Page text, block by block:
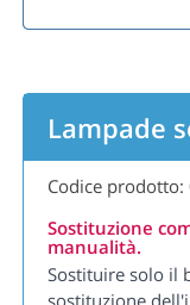
Lampade
Codice
Sostituzione
manualità.
Sostituire solo il